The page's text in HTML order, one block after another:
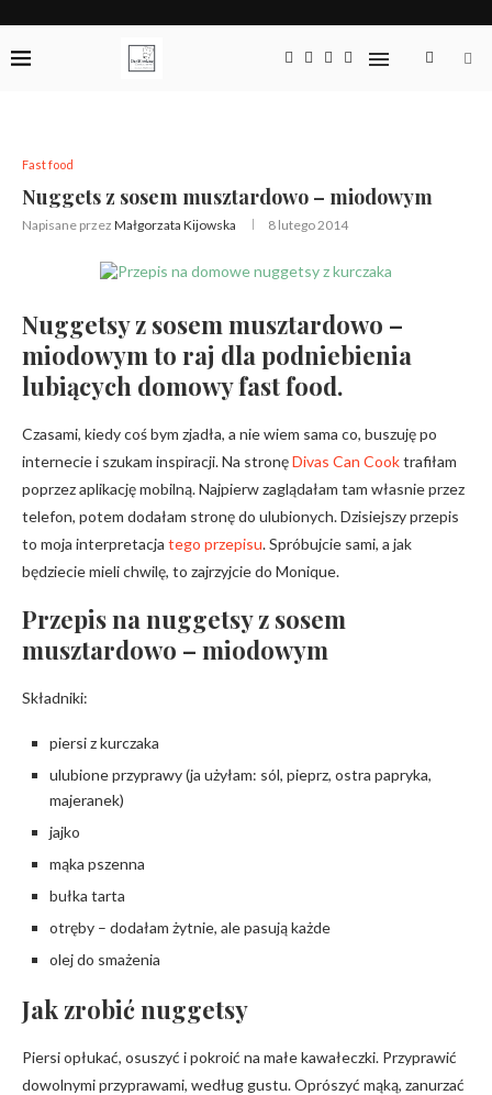
Fast food
Nuggets z sosem musztardowo – miodowym
Napisane przez Małgorzata Kijowska 8 lutego 2014
Nuggetsy z sosem musztardowo –
miodowym to raj dla podniebienia
lubiących domowy fast food.
Czasami, kiedy coś bym zjadła, a nie wiem sama co, buszuję po
internecie i szukam inspiracji. Na stronęDivas Can Cooktrafiłam
poprzez aplikację mobilną. Najpierw zaglądałam tam własnie przez
telefon, potem dodałam stronę do ulubionych. Dzisiejszy przepis
to moja interpretacja tego przepisu. Spróbujcie sami, a jak
będziecie mieli chwilę, to zajrzyjcie do Monique.
Przepis na nuggetsy z sosem
musztardowo – miodowym
Składniki:
piersi z kurczaka
ulubione przyprawy (ja użyłam: sól, pieprz, ostra papryka,
majeranek)
jajko
mąka pszenna
bułka tarta
otręby – dodałam żytnie, ale pasują każde
olej do smażenia
Jak zrobić nuggetsy
Piersi opłukać, osuszyć i pokroić na małe kawałeczki. Przyprawić
dowolnymi przyprawami, według gustu. Oprószyć mąką, zanurzać